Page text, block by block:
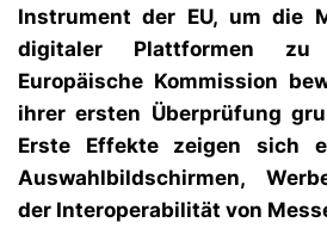
Instrument der EU, um die
digitaler Plattformen zu
Europäische Kommission
ihrer ersten Überprüfung
Erste Effekte zeigen sich
Auswahlbildschirmen,
der Interoperabilität von